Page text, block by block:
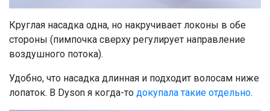
Круглая насадка одна, но накручивает локоны в обе
стороны (пимпочка сверху регулирует направление
воздушного потока).
Удобно, что насадка длинная и подходит волосам ниже
лопаток. В Dyson я когда-то докупала такие отдельно.